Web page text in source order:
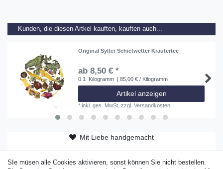
Kunden, die diesen Artkel kauften, kauften auch...
Original Sylter Schietwetter Kräutertee
ab 8,50 € *
0.1 Kilogramm | 85,00 € / Kilogramm
Artikel anzeigen
*inkl. ges. MwSt. zzgl.Versandkosten
Mit Liebe handgemacht
SIe müsen alle Cookies aktivieren, sonst können Sie nicht bestellen.